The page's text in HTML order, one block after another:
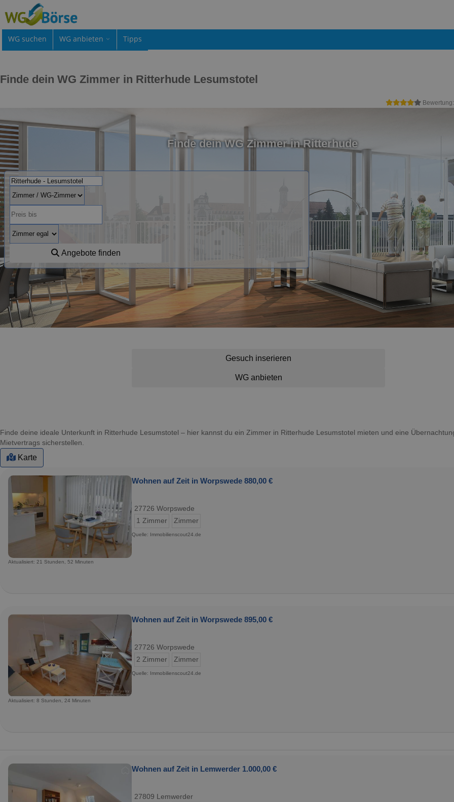
WG suchen WG anbieten Tipps
Finde dein WG Zimmer in Ritterhude Lesumstotel
Finde dein WG Zimmer in Ritterhude
Angebote finden
Gesuch inserieren
WG anbieten
Finde deine ideale Unterkunft in Ritterhude Lesumstotel – hier kannst du ein Zimmer in Ritterhude Lesumstotel mieten und eine
Mietvertrags sicherstellen.
Karte
Wohnen auf Zeit in Worpswede 880,00 €
27726 Worpswede
1 Zimmer
Zimmer
Quelle: Immobilienscout24.de
Aktualisiert: 21 Stunden, 52 Minuten
Wohnen auf Zeit in Worpswede 895,00 €
27726 Worpswede
2 Zimmer
Zimmer
Quelle: Immobilienscout24.de
Aktualisiert: 8 Stunden, 24 Minuten
Wohnen auf Zeit in Lemwerder 1.000,00 €
27809 Lemwerder